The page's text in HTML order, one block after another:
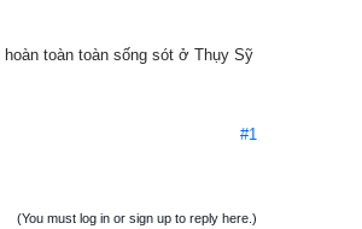
toàn toàn sống sót ở Thụy Sỹ
#1
(You must log in or sign up to reply here.)